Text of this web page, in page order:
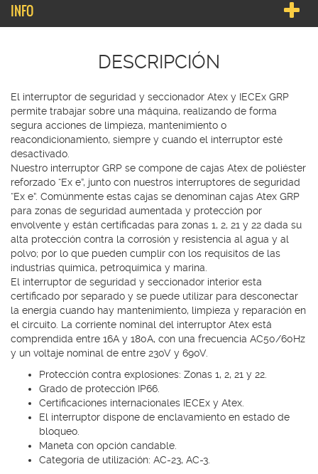
INFO
DESCRIPCIÓN
El interruptor de seguridad y seccionador Atex y IECEx GRP
permite trabajar sobre una máquina, realizando de forma
segura acciones de limpieza, mantenimiento o
reacondicionamiento, siempre y cuando el interruptor esté
desactivado.
Nuestro interruptor GRP se compone de cajas Atex de poliéster
reforzado “Ex e”, junto con nuestros interruptores de seguridad
“Ex e”. Comúnmente estas cajas se denominan cajas Atex GRP
para zonas de seguridad aumentada y protección por
envolvente y están certificadas para zonas 1, 2, 21 y 22 dada su
alta protección contra la corrosión y resistencia al agua y al
polvo; por lo que pueden cumplir con los requisitos de las
industrias química, petroquímica y marina.
El interruptor de seguridad y seccionador interior esta
certificado por separado y se puede utilizar para desconectar
la energía cuando hay mantenimiento, limpieza y reparación en
el circuito. La corriente nominal del interruptor Atex está
comprendida entre 16A y 180A, con una frecuencia AC50/60Hz
y un voltaje nominal de entre 230V y 690V.
Protección contra explosiones: Zonas 1, 2, 21 y 22.
Grado de protección IP66.
Certificaciones internacionales IECEx y Atex.
El interruptor dispone de enclavamiento en estado de
bloqueo.
Maneta con opción candable.
Categoría de utilización: AC-23, AC-3.